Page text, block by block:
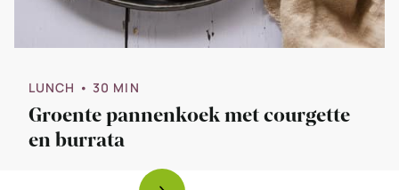
LUNCH • 30 MIN
Groente pannenkoek met courgette
en burrata